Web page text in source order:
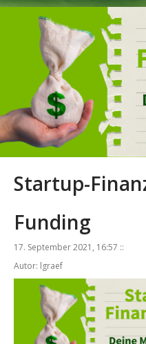
Startup-
Funding
17. September 2021, 16:57 ::
Autor: lgraef